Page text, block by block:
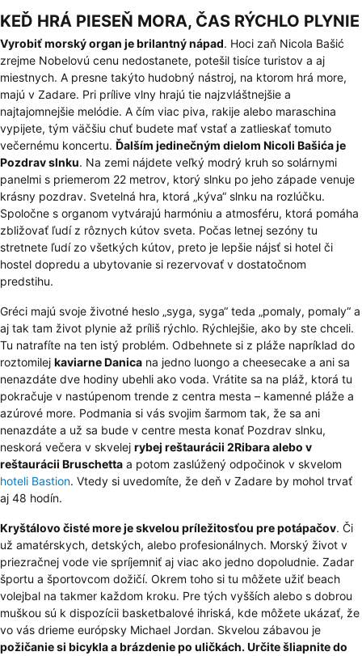
KEĎ HRÁ PIESEŇ MORA, ČAS RÝCHLO PLYNIE
Vyrobiť morský organ je brilantný nápad. Hoci zaň Nicola Bašić
zrejme Nobelovú cenu nedostanete, potešil tisíce turistov a aj
miestnych. A presne takýto hudobný nástroj, na ktorom hrá more,
majú v Zadare. Pri prílive vlny hrajú tie najzvláštnejšie a
najtajomnejšie melódie. A čím viac piva, rakije alebo maraschina
vypijete, tým väčšiu chuť budete mať vstať a zatlieskať tomuto
večernému koncertu. Ďalším jedinečným dielom Nicoli Bašića je
Pozdrav slnku. Na zemi nájdete veľký modrý kruh so solárnymi
panelmi s priemerom 22 metrov, ktorý slnku po jeho západe venuje
krásny pozdrav. Svetelná hra, ktorá „kýva“ slnku na rozlúčku.
Spoločne s organom vytvárajú harmóniu a atmosféru, ktorá pomáha
zbližovať ľudí z rôznych kútov sveta. Počas letnej sezóny tu
stretnete ľudí zo všetkých kútov, preto je lepšie nájsť si hotel či
hostel dopredu a ubytovanie si rezervovať v dostatočnom
predstihu.
Gréci majú svoje životné heslo „syga, syga“ teda „pomaly, pomaly“ a
aj tak tam život plynie až príliš rýchlo. Rýchlejšie, ako by ste chceli.
Tu natrafíte na ten istý problém. Odbehnete si z pláže napríklad do
roztomilej kaviarne Danica na jedno luongo a cheesecake a ani sa
nenazdáte dve hodiny ubehli ako voda. Vrátite sa na pláž, ktorá tu
pokračuje v nastúpenom trende z centra mesta – kamenné pláže a
azúrové more. Podmania si vás svojim šarmom tak, že sa ani
nenazdáte a už sa bude v centre mesta konať Pozdrav slnku,
neskorá večera v skvelej rybej reštaurácii 2Ribara alebo v
reštaurácii Bruschetta a potom zaslúžený odpočinok v skvelom
hoteli Bastion. Vtedy si uvedomíte, že deň v Zadare by mohol trvať
aj 48 hodín.
Kryštálovo čisté more je skvelou príležitosťou pre potápačov. Či
už amatérskych, detských, alebo profesionálnych. Morský život v
priezračnej vode vie spríjemniť aj viac ako jedno dopoludnie. Zadar
športu a športovcom dožičí. Okrem toho si tu môžete užiť beach
volejbal na takmer každom kroku. Pre tých vyšších alebo s dobrou
muškou sú k dispozícii basketbalové ihriská, kde môžete ukázať, že
vo vás drieme európsky Michael Jordan. Skvelou zábavou je
požičanie si bicykla a brázdenie po uličkách. Určite šliapnite do